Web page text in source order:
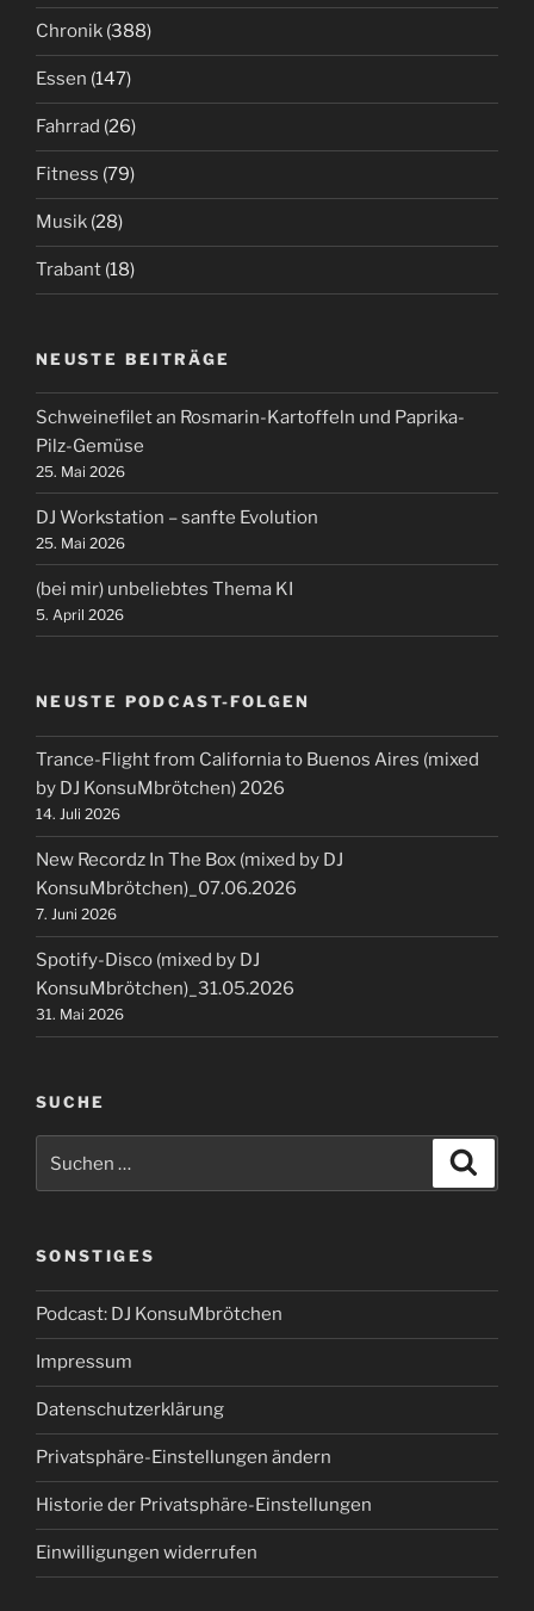
Chronik (388)
Essen (147)
Fahrrad (26)
Fitness (79)
Musik (28)
Trabant (18)
NEUSTE BEITRÄGE
Schweinefilet an Rosmarin-Kartoffeln und Paprika-
Pilz-Gemüse
25. Mai 2026
DJ Workstation – sanfte Evolution
25. Mai 2026
(bei mir) unbeliebtes Thema KI
5. April 2026
NEUSTE PODCAST-FOLGEN
Trance-Flight from California to Buenos Aires (mixed
by DJ KonsuMbrötchen) 2026
14. Juli 2026
New Recordz In The Box (mixed by DJ
KonsuMbrötchen)_07.06.2026
7. Juni 2026
Spotify-Disco (mixed by DJ
KonsuMbrötchen)_31.05.2026
31. Mai 2026
SUCHE
nach:
SONSTIGES
Podcast: DJ KonsuMbrötchen
Impressum
Datenschutzerklärung
Privatsphäre-Einstellungen ändern
Historie der Privatsphäre-Einstellungen
Einwilligungen widerrufen